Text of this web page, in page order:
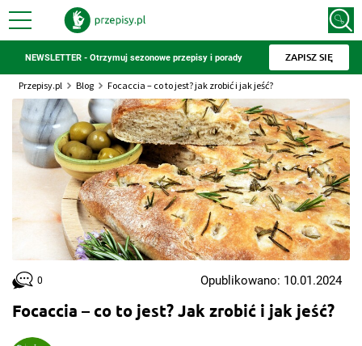
NEWSLETTER - Otrzymuj sezonowe przepisy i porady ZAPISZ SIĘ
Przepisy.pl Blog Focaccia – co to jest? jak zrobić i jak jeść?
Focaccia – co to jest? Jak zrobić i jak jeść?
0 Opublikowano: 10.01.2024